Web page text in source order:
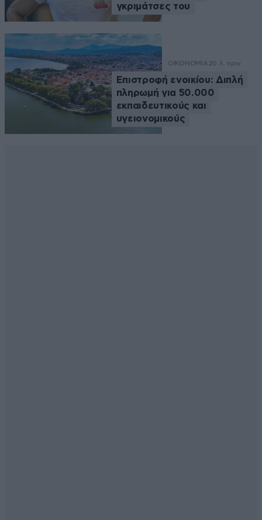
γκριμάτσες του
ΟΙΚΟΝΟΜΙΑ20 λ. πριν
Επιστροφή ενοικίου: Διπλή
πληρωμή για 50.000
εκπαιδευτικούς και
υγειονομικούς